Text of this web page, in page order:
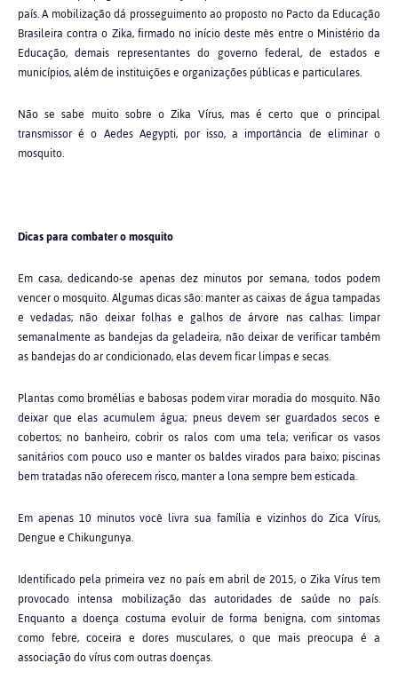
país. A mobilização dá prosseguimento ao proposto no Pacto da Educação
Brasileira contra o Zika, firmado no início deste mês entre o Ministério da
Educação, demais representantes do governo federal, de estados e
municípios, além de instituições e organizações públicas e particulares.
Não se sabe muito sobre o Zika Vírus, mas é certo que o principal
transmissor é o Aedes Aegypti, por isso, a importância de eliminar o
mosquito.
Dicas para combater o mosquito
Em casa, dedicando-se apenas dez minutos por semana, todos podem
vencer o mosquito. Algumas dicas são: manter as caixas de água tampadas
e vedadas; não deixar folhas e galhos de árvore nas calhas: limpar
semanalmente as bandejas da geladeira, não deixar de verificar também
as bandejas do ar condicionado, elas devem ficar limpas e secas.
Plantas como bromélias e babosas podem virar moradia do mosquito. Não
deixar que elas acumulem água; pneus devem ser guardados secos e
cobertos; no banheiro, cobrir os ralos com uma tela; verificar os vasos
sanitários com pouco uso e manter os baldes virados para baixo; piscinas
bem tratadas não oferecem risco, manter a lona sempre bem esticada.
Em apenas 10 minutos você livra sua família e vizinhos do Zica Vírus,
Dengue e Chikungunya.
Identificado pela primeira vez no país em abril de 2015, o Zika Vírus tem
provocado intensa mobilização das autoridades de saúde no país.
Enquanto a doença costuma evoluir de forma benigna, com sintomas
como febre, coceira e dores musculares, o que mais preocupa é a
associação do vírus com outras doenças.